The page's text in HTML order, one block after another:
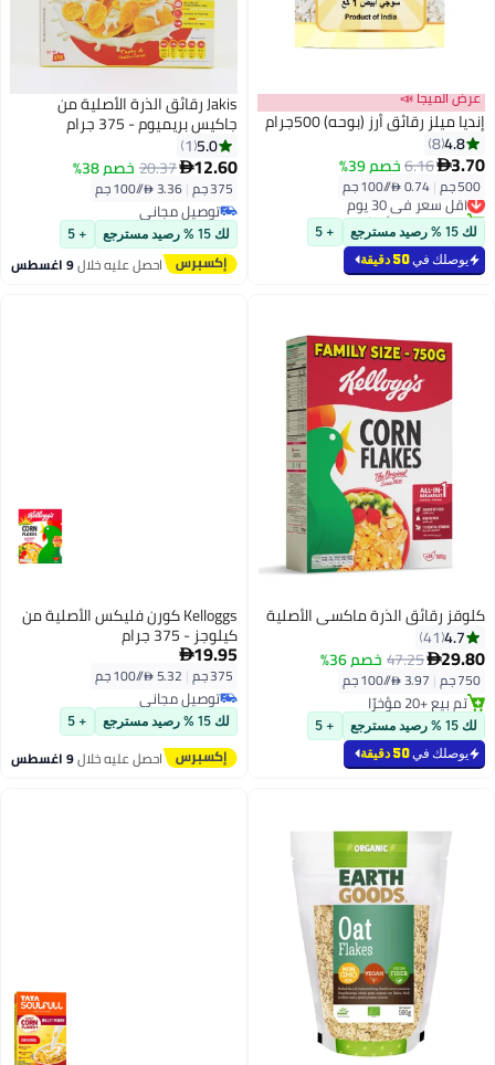
عرض الميجا 📣
إنديا ميلز رقائق أرز (بوحه) 500جرام
4.8
8
3.70
6.16خصم 39%
500 جم |
أقل سعر في 30 يوم
تم بيع +10 مؤخرًا
أقل سعر في 30 يوملك 15 % رصيد مسترجع + 5
يوصلك في50 دقيقة
Jakis رقائق الذرة الأصلية من
جاكيس بريميوم - 375 جرام
5.0
1
12.60
20.37خصم 38%
375 جم |
توصيل مجاني
توصيل مجانيلك 15 % رصيد مسترجع + 5
احصل عليه خلال9 اغسطس
كلوقز رقائق الذرة ماكسي الأصلية
4.7
41
29.80
47.25خصم 36%
750 جم |
تم بيع +20 مؤخرًا
تم بيع +20 مؤخرًالك 15 % رصيد مسترجع + 5
يوصلك في50 دقيقة
Kelloggs كورن فليكس الأصلية من
كيلوجز - 375 جرام
19.95
375 جم |
توصيل مجاني
توصيل مجانيلك 15 % رصيد مسترجع + 5
احصل عليه خلال9 اغسطس